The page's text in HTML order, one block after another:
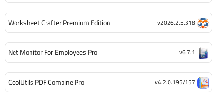
Worksheet Crafter Premium Edition v2026.2.5.318
Net Monitor For Employees Pro v6.7.1
CoolUtils PDF Combine Pro v4.2.0.195/157